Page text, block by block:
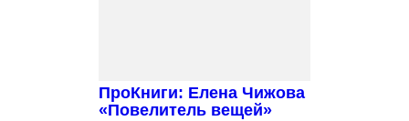
ПроКниги: Елена Чижова
«Повелитель вещей»